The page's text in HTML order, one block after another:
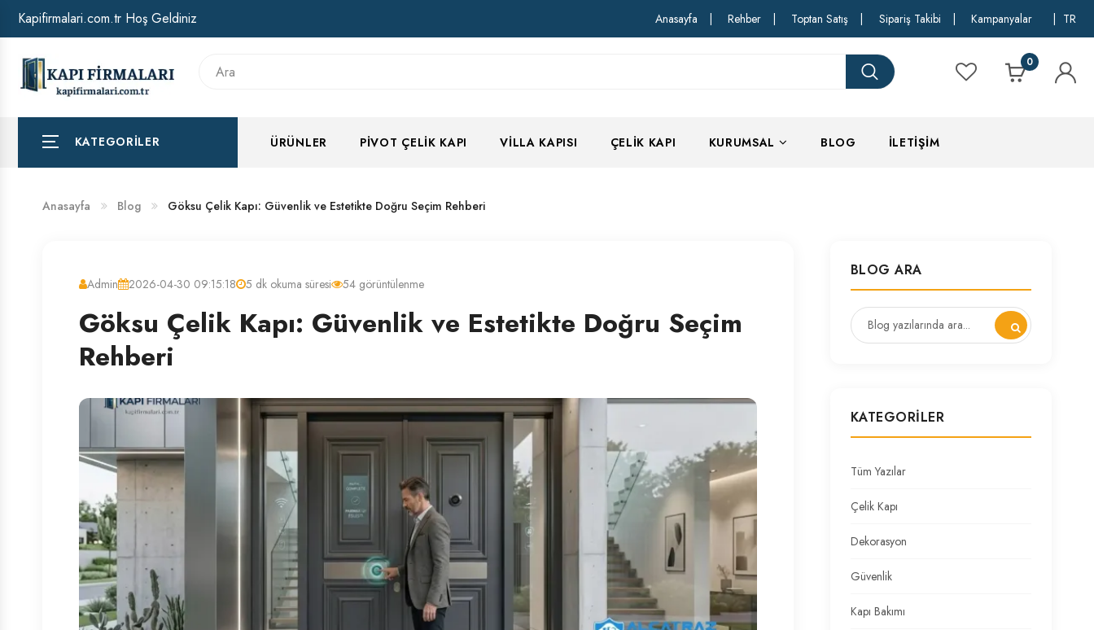
HAKKIMIZDA
BANKA HESAP NUMARALARIMIZ
Kapifirmalari.com.tr Hoş Geldiniz Anasayfa Rehber Toptan Satış Sipariş Takibi Kampanyalar TR
0
KATEGORILER ÜRÜNLER PIVOT ÇELIK KAPI VILLA KAPISI ÇELIK KAPI KURUMSAL BLOG İLETIŞIM
Anasayfa Blog Göksu Çelik Kapı: Güvenlik ve Estetikte Doğru Seçim Rehberi
Admin 2026-04-30 09:15:18 5 dk okuma süresi 54 görüntülenme
Göksu Çelik Kapı: Güvenlik ve Estetikte Doğru Seçim
Rehberi
BLOG ARA
KATEGORILER
Tüm Yazılar
Çelik Kapı
Dekorasyon
Güvenlik
Kapı Bakımı